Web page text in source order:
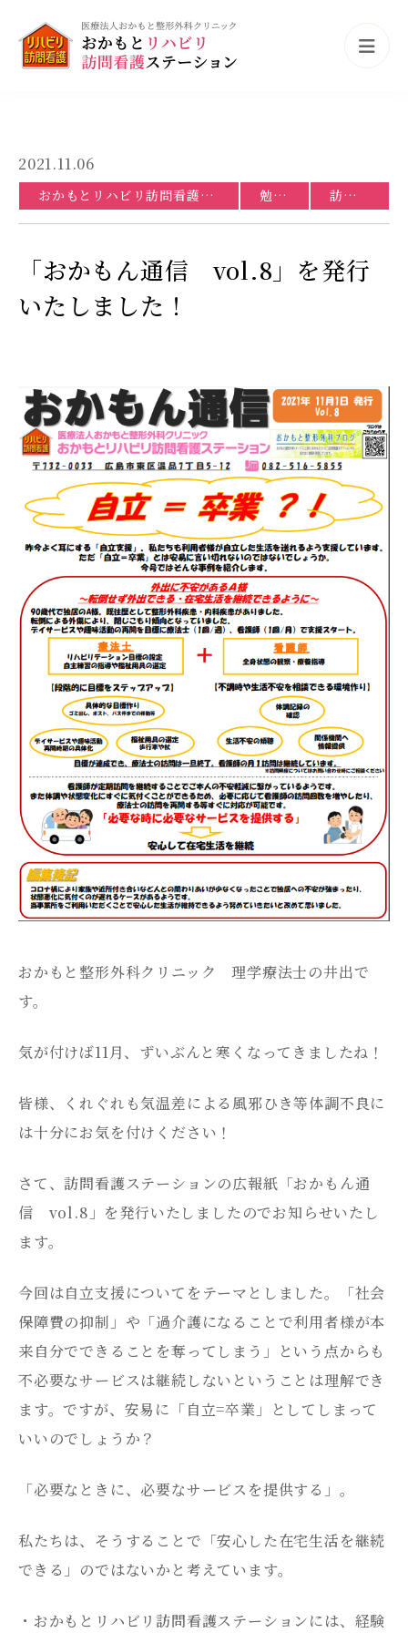
2021.11.06
おかもとリハビリ訪問看護ステーション 勉強会 訪問看護
「おかもん通信 vol.8」を発行
いたしました！
おかもと整形外科クリニック 理学療法士の井出で
す。
気が付けば11月、ずいぶんと寒くなってきましたね！
皆様、くれぐれも気温差による風邪ひき等体調不良に
は十分にお気を付けください！
さて、訪問看護ステーションの広報紙「おかもん通
信 vol.8」を発行いたしましたのでお知らせいたし
ます。
今回は自立支援についてをテーマとしました。「社会
保障費の抑制」や「過介護になることで利用者様が本
来自分でできることを奪ってしまう」という点からも
不必要なサービスは継続しないということは理解でき
ます。ですが、安易に「自立=卒業」としてしまって
いいのでしょうか？
「必要なときに、必要なサービスを提供する」。
私たちは、そうすることで「安心した在宅生活を継続
できる」のではないかと考えています。
・おかもとリハビリ訪問看護ステーションには、経験